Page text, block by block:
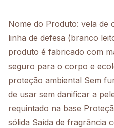
Nome do Produto: vela de
linha de defesa (branco
produto é fabricado com
seguro para o corpo e
proteção ambiental Sem
de usar sem danificar a
requintado na base
sólida Saída de fragrância